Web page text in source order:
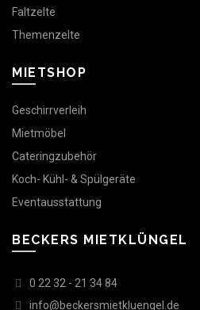
Faltzelte
Themenzelte
MIETSHOP
Geschirrverleih
Mietmöbel
Cateringzubehör
Koch- Kühl- & Spülgeräte
Eventausstattung
BECKERS MIETKLÜNGEL
0 22 32 - 21 34 84
info@beckersmietkluengel.de